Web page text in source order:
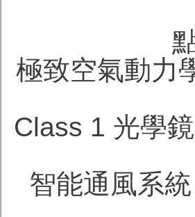
極致空氣動力
Class 1 光學
智能通風系